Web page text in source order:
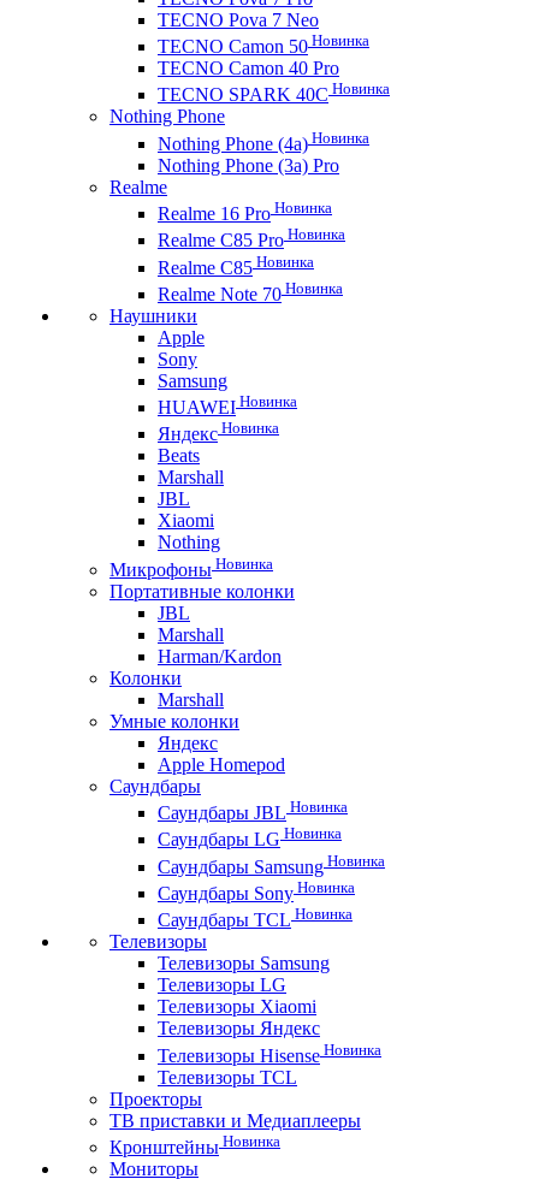
TECNO Pova 7 Neo
TECNO Camon 50 Новинка
TECNO Camon 40 Pro
TECNO SPARK 40C Новинка
Nothing Phone
Nothing Phone (4a) Новинка
Nothing Phone (3a) Pro
Realme
Realme 16 Pro Новинка
Realme C85 Pro Новинка
Realme C85 Новинка
Realme Note 70 Новинка
Наушники
Apple
Sony
Samsung
HUAWEI Новинка
Яндекс Новинка
Beats
Marshall
JBL
Xiaomi
Nothing
Микрофоны Новинка
Портативные колонки
JBL
Marshall
Harman/Kardon
Колонки
Marshall
Умные колонки
Яндекс
Apple Homepod
Саундбары
Саундбары JBL Новинка
Саундбары LG Новинка
Саундбары Samsung Новинка
Саундбары Sony Новинка
Саундбары TCL Новинка
Телевизоры
Телевизоры Samsung
Телевизоры LG
Телевизоры Xiaomi
Телевизоры Яндекс
Телевизоры Hisense Новинка
Телевизоры TCL
Проекторы
ТВ приставки и Медиаплееры
Кронштейны Новинка
Мониторы